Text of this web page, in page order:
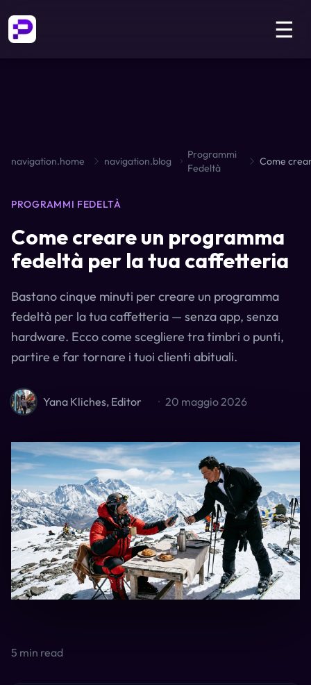
☰
navigation.home navigation.blog
Programmi
Fedeltà
PROGRAMMI FEDELTÀ
Come creare un programma
fedeltà per la tua caffetteria
Bastano cinque minuti per creare un programma
fedeltà per la tua caffetteria — senza app, senza
hardware. Ecco come scegliere tra timbri o punti,
partire e far tornare i tuoi clienti abituali.
Yana Kliches, Editor · 20 maggio 2026
5 min read